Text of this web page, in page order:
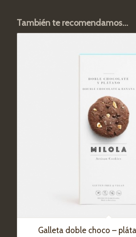
También te recomendamos…
Galleta doble choco –